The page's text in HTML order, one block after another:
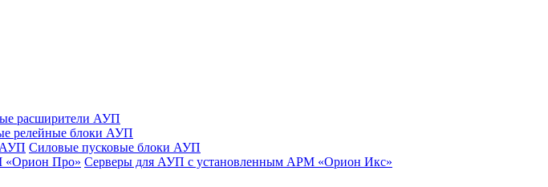
расширители АУП
релейные блоки АУП
АУП Силовые пусковые блоки АУП
«Орион Про» Серверы для АУП с установленным АРМ «Орион Икс»